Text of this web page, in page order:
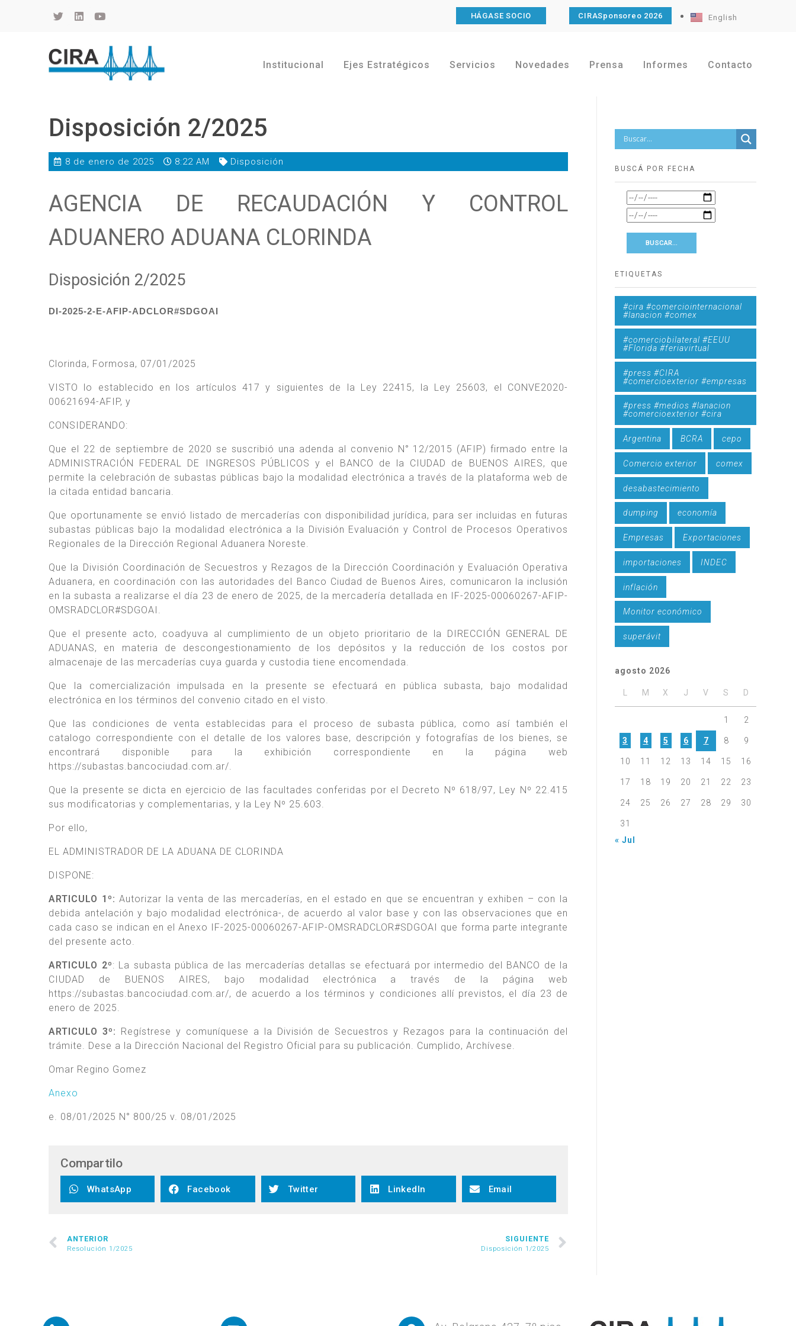
HÁGASE SOCIO CIRASponsoreo 2026 English
Institucional Ejes Estratégicos Servicios Novedades Prensa Informes Contacto
Disposición 2/2025
8 de enero de 2025 8:22 AM Disposición
AGENCIA DE RECAUDACIÓN Y CONTROL
ADUANERO ADUANA CLORINDA
Disposición 2/2025
DI-2025-2-E-AFIP-ADCLOR#SDGOAI
Clorinda, Formosa, 07/01/2025
VISTO lo establecido en los artículos 417 y siguientes de la Ley 22415, la Ley 25603, el CONVE2020-
00621694-AFIP, y
CONSIDERANDO:
Que el 22 de septiembre de 2020 se suscribió una adenda al convenio N° 12/2015 (AFIP) firmado entre la
ADMINISTRACIÓN FEDERAL DE INGRESOS PÚBLICOS y el BANCO de la CIUDAD de BUENOS AIRES, que
permite la celebración de subastas públicas bajo la modalidad electrónica a través de la plataforma web de
la citada entidad bancaria.
Que oportunamente se envió listado de mercaderías con disponibilidad jurídica, para ser incluidas en futuras
subastas públicas bajo la modalidad electrónica a la División Evaluación y Control de Procesos Operativos
Regionales de la Dirección Regional Aduanera Noreste.
Que la División Coordinación de Secuestros y Rezagos de la Dirección Coordinación y Evaluación Operativa
Aduanera, en coordinación con las autoridades del Banco Ciudad de Buenos Aires, comunicaron la inclusión
en la subasta a realizarse el día 23 de enero de 2025, de la mercadería detallada en IF-2025-00060267-AFIP-
OMSRADCLOR#SDGOAI.
Que el presente acto, coadyuva al cumplimiento de un objeto prioritario de la DIRECCIÓN GENERAL DE
ADUANAS, en materia de descongestionamiento de los depósitos y la reducción de los costos por
almacenaje de las mercaderías cuya guarda y custodia tiene encomendada.
Que la comercialización impulsada en la presente se efectuará en pública subasta, bajo modalidad
electrónica en los términos del convenio citado en el visto.
Que las condiciones de venta establecidas para el proceso de subasta pública, como así también el
catalogo correspondiente con el detalle de los valores base, descripción y fotografías de los bienes, se
encontrará disponible para la exhibición correspondiente en la página web
https://subastas.bancociudad.com.ar/.
Que la presente se dicta en ejercicio de las facultades conferidas por el Decreto Nº 618/97, Ley Nº 22.415
sus modificatorias y complementarias, y la Ley Nº 25.603.
Por ello,
EL ADMINISTRADOR DE LA ADUANA DE CLORINDA
DISPONE:
ARTICULO 1º: Autorizar la venta de las mercaderías, en el estado en que se encuentran y exhiben – con la
debida antelación y bajo modalidad electrónica-, de acuerdo al valor base y con las observaciones que en
cada caso se indican en el Anexo IF-2025-00060267-AFIP-OMSRADCLOR#SDGOAI que forma parte integrante
del presente acto.
ARTICULO 2º: La subasta pública de las mercaderías detallas se efectuará por intermedio del BANCO de la
CIUDAD de BUENOS AIRES, bajo modalidad electrónica a través de la página web
https://subastas.bancociudad.com.ar/, de acuerdo a los términos y condiciones allí previstos, el día 23 de
enero de 2025.
ARTICULO 3º: Regístrese y comuníquese a la División de Secuestros y Rezagos para la continuación del
trámite. Dese a la Dirección Nacional del Registro Oficial para su publicación. Cumplido, Archívese.
Omar Regino Gomez
Anexo
e. 08/01/2025 N° 800/25 v. 08/01/2025
Compartilo
WhatsApp Facebook Twitter LinkedIn Email
ANTERIOR
Resolución 1/2025
SIGUIENTE
Disposición 1/2025
BUSCÁ POR FECHA
ETIQUETAS
#cira #comerciointernacional
#lanacion #comex
#comerciobilateral #EEUU
#Florida #feriavirtual
#press #CIRA
#comercioexterior #empresas
#press #medios #lanacion
#comercioexterior #cira
Argentina BCRA cepo
Comercio exterior comex
desabastecimiento
dumping economía
Empresas Exportaciones
importaciones INDEC
inflación
Monitor económico
superávit
agosto 2026
M X J V S D
1 2
3 4 5 6 7 8 9
10 11 12 13 14 15 16
17 18 19 20 21 22 23
24 25 26 27 28 29 30
31
« Jul